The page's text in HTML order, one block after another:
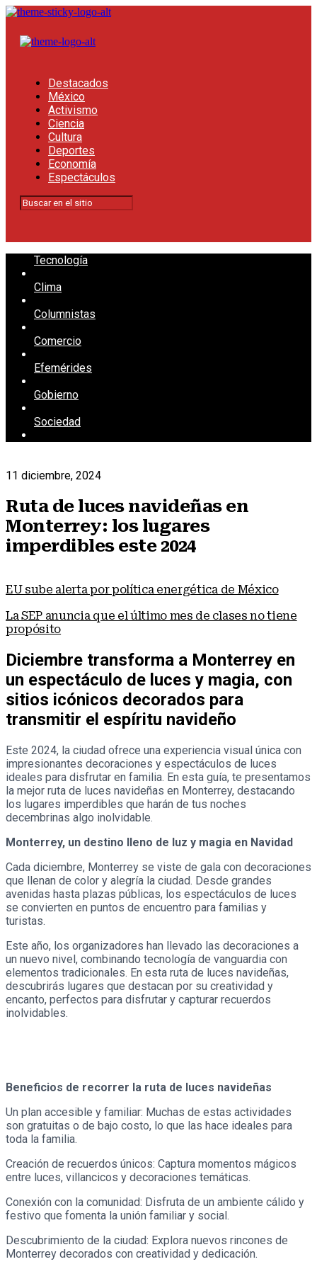
Destacados
México
Activismo
Ciencia
Cultura
Deportes
Economía
Espectáculos
Tecnología
Clima
Columnistas
Comercio
Efemérides
Gobierno
Sociedad
11 diciembre, 2024
Ruta de luces navideñas en
Monterrey: los lugares
imperdibles este 2024
EU sube alerta por política energética de México
La SEP anuncia que el último mes de clases no tiene
propósito
Diciembre transforma a Monterrey en
un espectáculo de luces y magia, con
sitios icónicos decorados para
transmitir el espíritu navideño
Este 2024, la ciudad ofrece una experiencia visual única con
impresionantes decoraciones y espectáculos de luces
ideales para disfrutar en familia. En esta guía, te presentamos
la mejor ruta de luces navideñas en Monterrey, destacando
los lugares imperdibles que harán de tus noches
decembrinas algo inolvidable.
Monterrey, un destino lleno de luz y magia en Navidad
Cada diciembre, Monterrey se viste de gala con decoraciones
que llenan de color y alegría la ciudad. Desde grandes
avenidas hasta plazas públicas, los espectáculos de luces
se convierten en puntos de encuentro para familias y
turistas.
Este año, los organizadores han llevado las decoraciones a
un nuevo nivel, combinando tecnología de vanguardia con
elementos tradicionales. En esta ruta de luces navideñas,
descubrirás lugares que destacan por su creatividad y
encanto, perfectos para disfrutar y capturar recuerdos
inolvidables.
Beneficios de recorrer la ruta de luces navideñas
Un plan accesible y familiar: Muchas de estas actividades
son gratuitas o de bajo costo, lo que las hace ideales para
toda la familia.
Creación de recuerdos únicos: Captura momentos mágicos
entre luces, villancicos y decoraciones temáticas.
Conexión con la comunidad: Disfruta de un ambiente cálido y
festivo que fomenta la unión familiar y social.
Descubrimiento de la ciudad: Explora nuevos rincones de
Monterrey decorados con creatividad y dedicación.